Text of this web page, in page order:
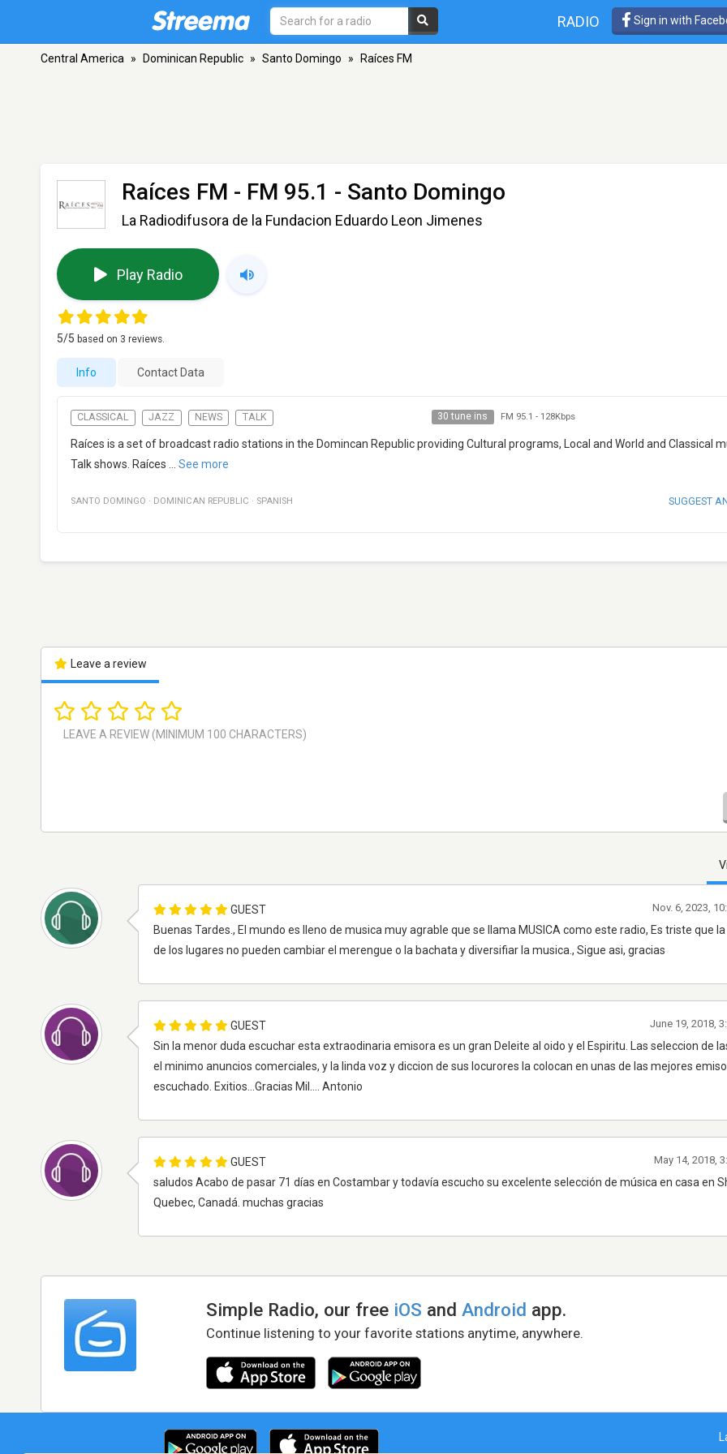
RADIO Sign in with
Central America » Dominican Republic » Santo Domingo » Raíces FM
Raíces FM - FM 95.1 - Santo Domingo
La Radiodifusora de la Fundacion Eduardo Leon Jimenes
Play Radio
5/5 based on 3 reviews.
Info Contact Data
CLASSICAL JAZZ NEWS TALK 30 tune ins FM 95.1 - 128Kbps
Raíces is a set of broadcast radio stations in the Domincan Republic providing Cultural programs, Local and World and Classical
Talk shows. Raíces
See more
SANTO DOMINGO · DOMINICAN REPUBLIC · SPANISH SUGGEST
Leave a review
GUEST
Buenas Tardes., El mundo es lleno de musica muy agrable que se llama MUSICA como este radio, Es triste que
de los lugares no pueden cambiar el merengue o la bachata y diversifiar la musica., Sigue asi, gracias
Nov. 6, 2023,
GUEST
Sin la menor duda escuchar esta extraodinaria emisora es un gran Deleite al oido y el Espiritu. Las seleccion de
el minimo anuncios comerciales, y la linda voz y diccion de sus locurores la colocan en unas de las mejores
escuchado. Exitios...Gracias Mil.... Antonio
June 19, 2018,
GUEST
saludos Acabo de pasar 71 días en Costambar y todavía escucho su excelente selección de música en casa en
Quebec, Canadá. muchas gracias
May 14, 2018,
Simple Radio, our free iOS andAndroid app.
Continue listening to your favorite stations anytime, anywhere.